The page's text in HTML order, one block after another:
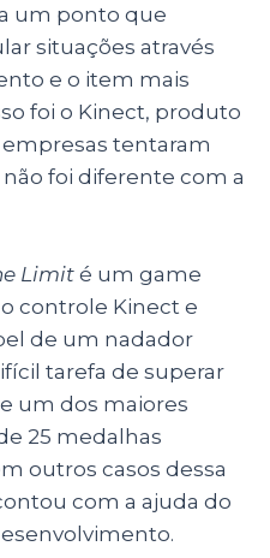
um ponto que
situações através
e o item mais
foi o Kinect, produto
empresas tentaram
foi diferente com a
Limit é um game
controle Kinect e
de um nadador
tarefa de superar
um dos maiores
25 medalhas
outros casos dessa
com a ajuda do